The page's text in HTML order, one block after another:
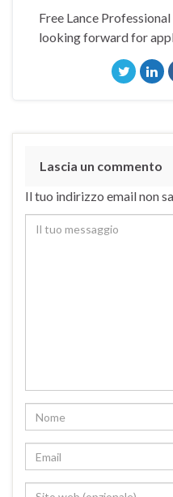
Free Lance
looking forward for
Lascia un commento
Il tuo indirizzo email non